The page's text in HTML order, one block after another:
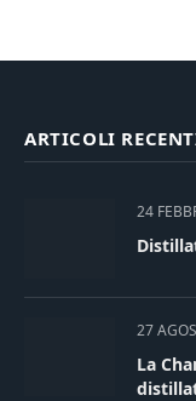
ARTICOLI
24
27
La